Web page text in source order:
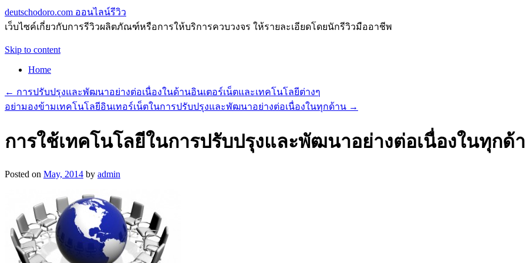
deutschodoro.com ออนไลน์รีวิว
เว็บไซค์เกี่ยวกับการรีวิวผลิตภัณฑ์หรือการให้บริการควบวงจร ให้รายละเอียดโดยนักรีวิวมืออาชีพ
Skip to content
Home
← การปรับปรุงและพัฒนาอย่างต่อเนื่องในด้านอินเตอร์เน็ตและเทคโนโลยีต่างๆ
อย่ามองข้ามเทคโนโลยีอินเทอร์เน็ตในการปรับปรุงและพัฒนาอย่างต่อเนื่องในทุกด้าน →
การใช้เทคโนโลยีในการปรับปรุงและพัฒนาอย่างต่อเนื่องในทุกด้
Posted on May, 2014 by admin